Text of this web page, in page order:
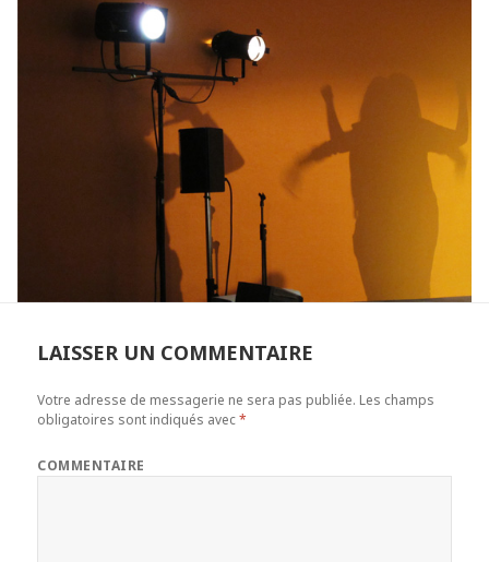
LAISSER UN COMMENTAIRE
Votre adresse de messagerie ne sera pas publiée. Les champs
obligatoires sont indiqués avec*
COMMENTAIRE